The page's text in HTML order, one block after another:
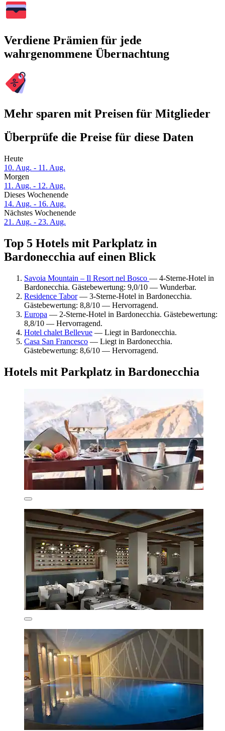
Verdiene Prämien für jede
wahrgenommene Übernachtung
Mehr sparen mit Preisen für Mitglieder
Überprüfe die Preise für diese Daten
Heute
10. Aug. - 11. Aug.
Morgen
11. Aug. - 12. Aug.
Dieses Wochenende
14. Aug. - 16. Aug.
Nächstes Wochenende
21. Aug. - 23. Aug.
Top 5 Hotels mit Parkplatz in
Bardonecchia auf einen Blick
Savoia Mountain – Il Resort nel Bosco — 4-Sterne-Hotel in
Bardonecchia. Gästebewertung: 9,0/10 — Wunderbar.
Residence Tabor— 3-Sterne-Hotel in Bardonecchia.
Gästebewertung: 8,8/10 — Hervorragend.
Europa — 2-Sterne-Hotel in Bardonecchia. Gästebewertung:
8,8/10 — Hervorragend.
Hotel chalet Bellevue — Liegt in Bardonecchia.
Casa San Francesco — Liegt in Bardonecchia.
Gästebewertung: 8,6/10 — Hervorragend.
Hotels mit Parkplatz in Bardonecchia